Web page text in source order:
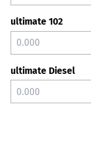
ultimate 102
ultimate Diesel